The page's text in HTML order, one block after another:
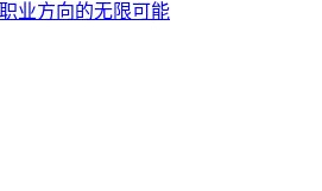
业方向的无限可能